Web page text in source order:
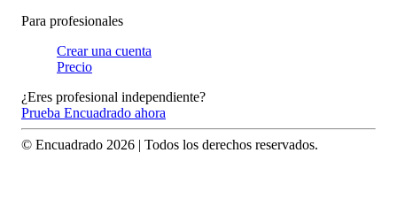
Para profesionales
Crear una cuenta
Precio
¿Eres profesional independiente?
Prueba Encuadrado ahora
© Encuadrado 2026 | Todos los derechos reservados.